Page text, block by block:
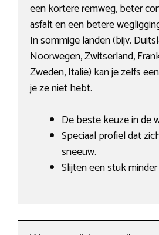
een kortere remweg, beter
asfalt en een betere
In sommige landen (bijv.
Noorwegen, Zwitserland,
Zweden, Italië) kan je zelfs
je ze niet hebt.
De beste keuze in de
Speciaal profiel dat
sneeuw.
Slijten een stuk